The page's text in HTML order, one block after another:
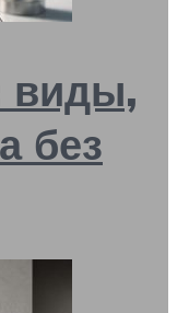
виды,
без